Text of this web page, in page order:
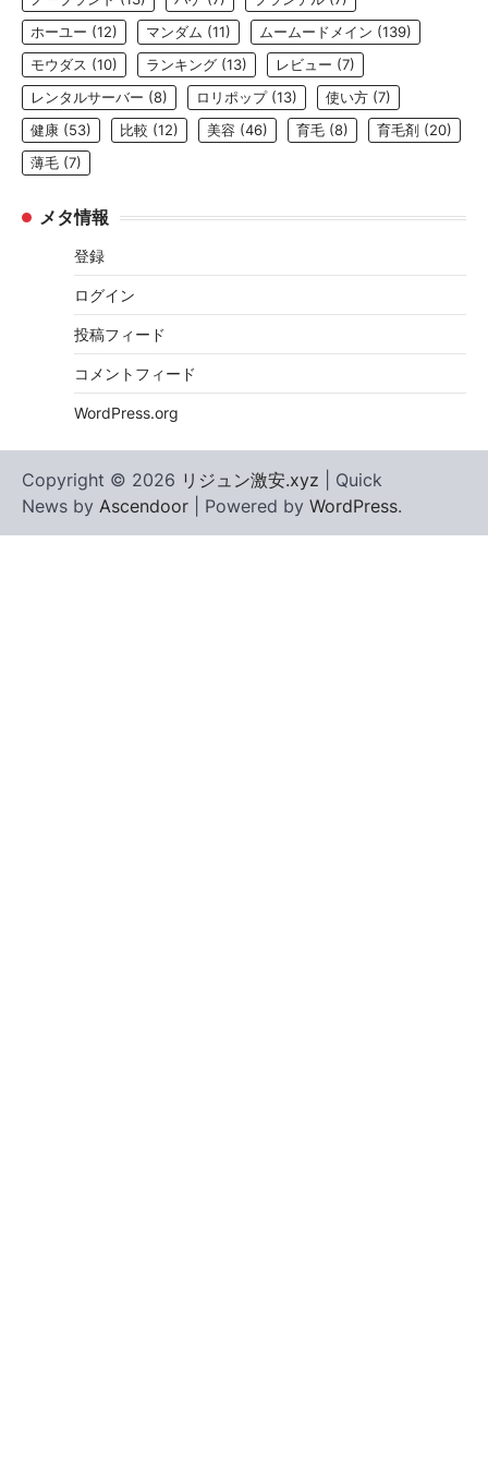
ホーユー (12) マンダム (11) ムームードメイン (139)
モウダス (10) ランキング (13) レビュー (7)
レンタルサーバー (8) ロリポップ(13) 使い方 (7)
健康 (53) 比較 (12) 美容 (46) 育毛 (8) 育毛剤 (20)
薄毛 (7)
メタ情報
登録
ログイン
投稿フィード
コメントフィード
WordPress.org
Copyright © 2026 リジュン激安.xyz | Quick
News by Ascendoor | Powered by WordPress.